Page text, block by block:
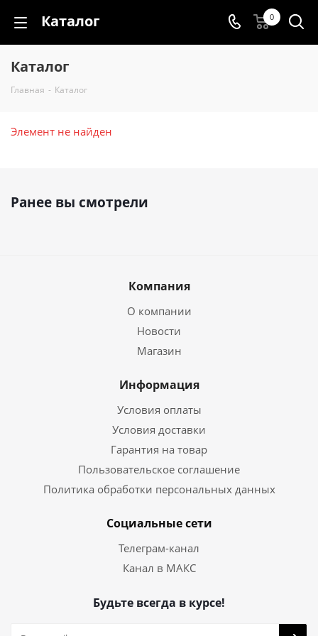
Каталог 0
Каталог
Главная - Каталог
Элемент не найден
Ранее вы смотрели
Компания
О компании
Новости
Магазин
Информация
Условия оплаты
Условия доставки
Гарантия на товар
Пользовательское соглашение
Политика обработки персональных данных
Социальные сети
Телеграм-канал
Канал в МАКС
Будьте всегда в курсе!